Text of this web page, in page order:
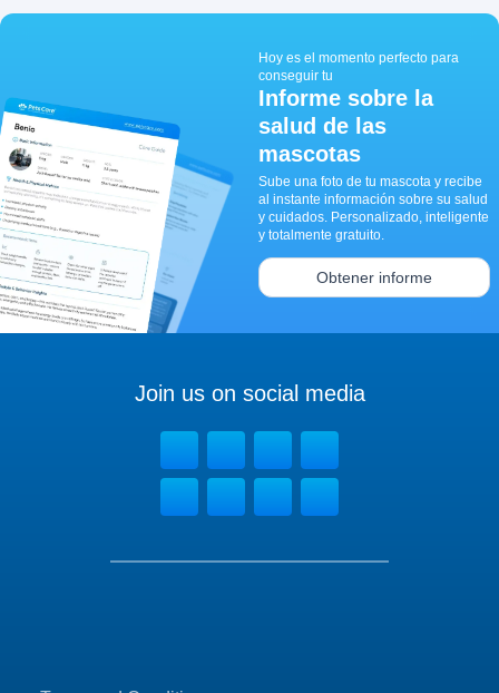
Hoy es el momento perfecto para
conseguir tu
Informe sobre la
salud de las
mascotas
Sube una foto de tu mascota y recibe
al instante información sobre su salud
y cuidados. Personalizado, inteligente
y totalmente gratuito.
Obtener informe
Join us on social media